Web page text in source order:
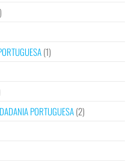
(1)
PORTUGUESA(2)